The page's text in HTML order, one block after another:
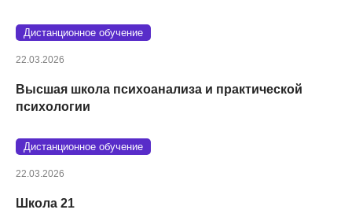
Дистанционное обучение
22.03.2026
Высшая школа психоанализа и практической
психологии
Дистанционное обучение
22.03.2026
Школа 21